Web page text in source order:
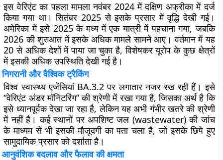
इस वेरिएंट का पहला मामला नवंबर 2024 में दक्षिण अफ्रीका में दर्ज
किया गया था। सितंबर 2025 से इसके प्रसार में वृद्धि देखी गई।
अमेरिका में इसे 2025 के मध्य में एक यात्री में पहचाना गया, जबकि
2026 की शुरुआत में इसके अधिक मामले सामने आए। वर्तमान में यह
20 से अधिक देशों में पाया जा चुका है, विशेषकर यूरोप के कुछ क्षेत्रों
में इसकी अधिक उपस्थिति देखी गई है।
निगरानी और वैश्विक ट्रैकिंग
विश्व स्वास्थ्य एजेंसियां BA.3.2 पर लगातार नजर रख रही हैं। इसे
“वेरिएंट अंडर मॉनिटरिंग” की श्रेणी में रखा गया है, जिसका अर्थ है कि
इसे ध्यानपूर्वक देखा जा रहा है, लेकिन यह अभी गंभीर खतरे की श्रेणी
में नहीं है। कई स्थानों पर अपशिष्ट जल (wastewater) की जांच
के माध्यम से भी इसकी मौजूदगी का पता चला है, जो इसके छिपे हुए
सामुदायिक प्रसार को दर्शाता है।
आनुवंशिक बदलाव और फैलाव की क्षमता